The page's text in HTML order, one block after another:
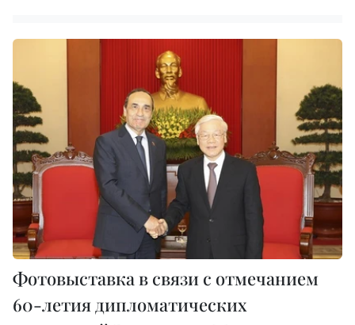
Фотовыставка в связи с отмечанием
60-летия дипломатических